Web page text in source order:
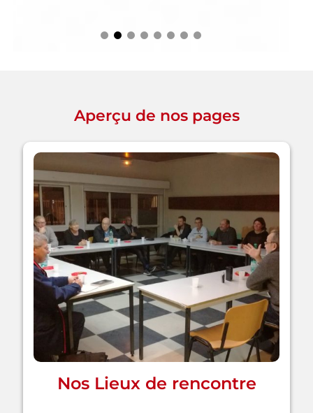
Aperçu de nos pages
Nos Lieux de rencontre